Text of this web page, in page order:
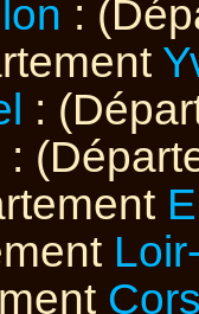
:
:
: